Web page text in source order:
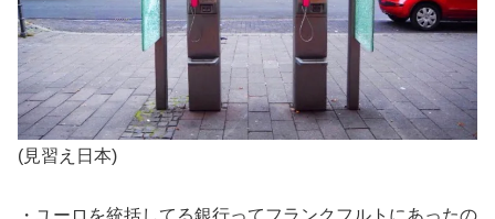
(見習え日本)
・ユーロを統括してる銀行ってフランクフルトにあったの